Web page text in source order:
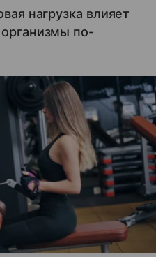
нагрузка влияет
по-